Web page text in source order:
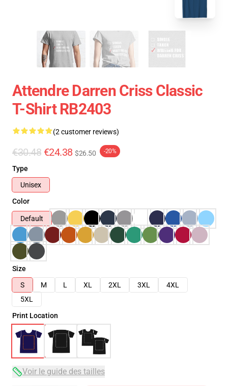
Attendre Darren Criss Classic
T-Shirt RB2403
(2 customer reviews)
€30.48 €24.38 $26.50 -20%
Type
Unisex
Color
Default
Size
S
M L XL 2XL 3XL
4XL
5XL
Print Location
Voir le guide des tailles